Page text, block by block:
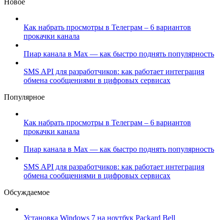
Как набрать просмотры в Телеграм – 6 вариантов
прокачки канала
Пиар канала в Max — как быстро поднять популярность
SMS API для разработчиков: как работает интеграция
обмена сообщениями в цифровых сервисах
Популярное
Как набрать просмотры в Телеграм – 6 вариантов
прокачки канала
Пиар канала в Max — как быстро поднять популярность
SMS API для разработчиков: как работает интеграция
обмена сообщениями в цифровых сервисах
Обсуждаемое
Установка Windows 7 на ноутбук Packard Bell